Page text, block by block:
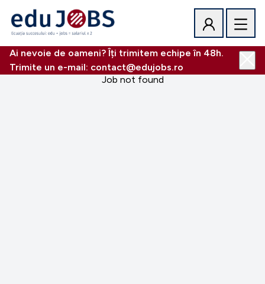
Ai nevoie de oameni? Îți trimitem echipe în 48h.
Trimite un e-mail: contact@edujobs.ro
Job not found